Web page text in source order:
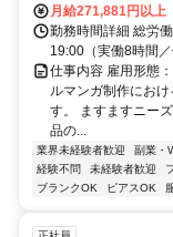
月給271,881円以上
勤務時間詳細 総労
19:00（実働8時間
仕事内容 雇用形態
ルマンガ制作にお
す。 ますますニー
品の...
業界未経験者歓迎 副業・
経験不問
未経験者歓迎
ブランクOK
ピアスOK